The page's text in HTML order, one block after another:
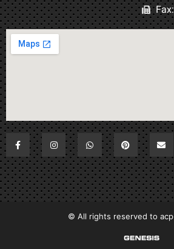
All rights reserved to acp-